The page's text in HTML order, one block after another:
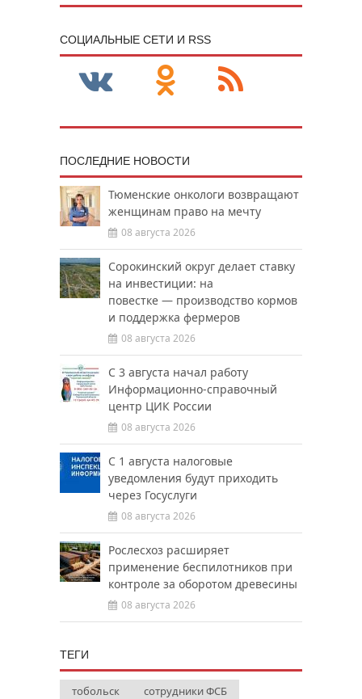
CОЦИАЛЬНЫЕ СЕТИ И RSS
ПОСЛЕДНИЕ НОВОСТИ
Тюменские онкологи возвращают
женщинам право на мечту
08 августа 2026
Сорокинский округ делает ставку
на инвестиции: на
повестке — производство кормов
и поддержка фермеров
08 августа 2026
С 3 августа начал работу
Информационно-справочный
центр ЦИК России
08 августа 2026
С 1 августа налоговые
уведомления будут приходить
через Госуслуги
08 августа 2026
Рослесхоз расширяет
применение беспилотников при
контроле за оборотом древесины
08 августа 2026
ТЕГИ
тобольск
сотрудники ФСБ